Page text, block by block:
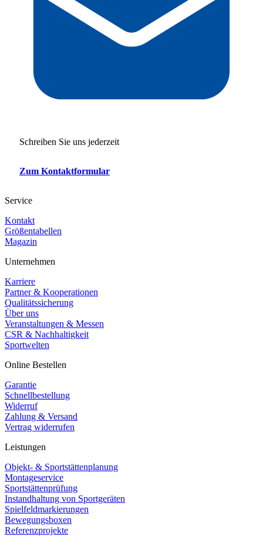
Schreiben Sie uns jederzeit
Zum Kontaktformular
Service
Kontakt
Größentabellen
Magazin
Unternehmen
Karriere
Partner & Kooperationen
Qualitätssicherung
Über uns
Veranstaltungen & Messen
CSR & Nachhaltigkeit
Sportwelten
Online Bestellen
Garantie
Schnellbestellung
Widerruf
Zahlung & Versand
Vertrag widerrufen
Leistungen
Objekt- & Sportstättenplanung
Montageservice
Sportstättenprüfung
Instandhaltung von Sportgeräten
Spielfeldmarkierungen
Bewegungsboxen
Referenzprojekte